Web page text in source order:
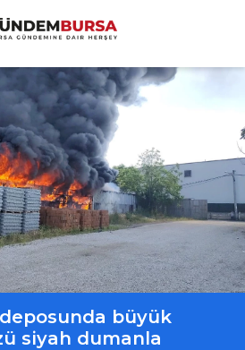
büyük
siyah dumanla